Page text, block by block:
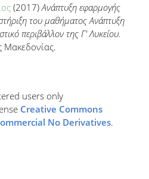
(2017) Ανάπτυξη εφαρμογής
του μαθήματος Ανάπτυξη
περιβάλλον της Γ' Λυκείου.
Μακεδονίας.
users only
Creative Commons
No Derivatives.